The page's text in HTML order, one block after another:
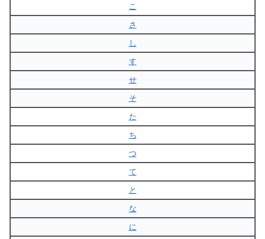
こ
さ
し
す
せ
そ
た
ち
つ
て
と
な
に